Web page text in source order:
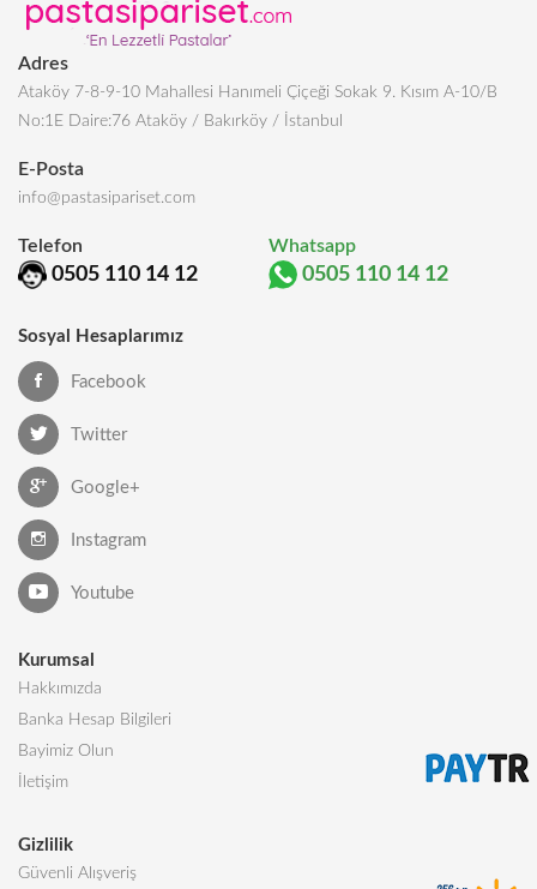
Adres
Ataköy 7-8-9-10 Mahallesi Hanımeli Çiçeği Sokak 9. Kısım A-10/B
No:1E Daire:76 Ataköy / Bakırköy / İstanbul
E-Posta
info@pastasipariset.com
Telefon
0505 110 14 12
Whatsapp
0505 110 14 12
Sosyal Hesaplarımız
Facebook
Twitter
Google+
Instagram
Youtube
Kurumsal
Hakkımızda
Banka Hesap Bilgileri
Bayimiz Olun
İletişim
Gizlilik
Güvenli Alışveriş